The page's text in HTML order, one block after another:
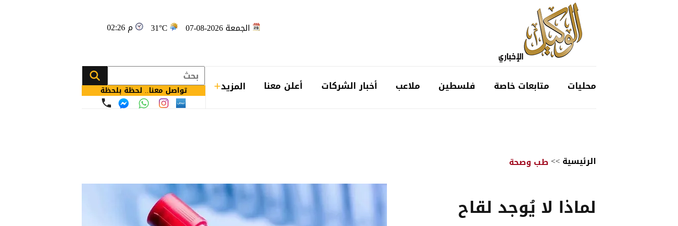
الجمعة 2026-08-07 31°C 02:26 م
محليات متابعات خاصة فلسطين ملاعب أخبار الشركات أعلن معنا المزيد تواصل معنا.. لحظة بلحظة
الرئيسية>>طب وصحة
لماذا لا يُوجد لقاح